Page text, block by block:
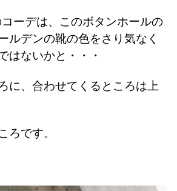
ーデは、このボタンホールの
ルデンの靴の色をさり気なく
はないかと・・・
に、合わせてくるところは上
ろです。